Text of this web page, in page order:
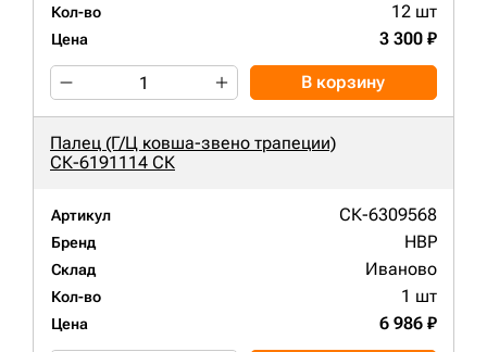
Кол-во 12 шт
Цена 3 300 ₽
В корзину
Палец (Г/Ц ковша-звено трапеции)
СК-6191114 СК
Артикул СК-6309568
Бренд HBP
Склад Иваново
Кол-во 1 шт
Цена 6 986 ₽